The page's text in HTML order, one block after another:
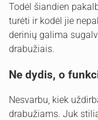
Todėl šiandien
turėti ir kodėl jie
derinių galima
drabužiais.
Ne dydis, o
Nesvarbu, kiek
drabužiams. Juk